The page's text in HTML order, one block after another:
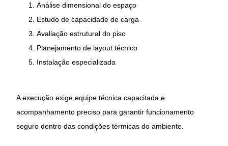
Análise dimensional do espaço
Estudo de capacidade de carga
Avaliação estrutural do piso
Planejamento de layout técnico
Instalação especializada
A execução exige equipe técnica capacitada e
acompanhamento preciso para garantir funcionamento
seguro dentro das condições térmicas do ambiente.